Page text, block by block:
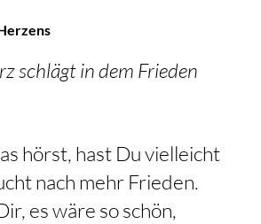
schlägt in dem Frieden
hörst, hast Du vielleicht
nach mehr Frieden.
es wäre so schön,